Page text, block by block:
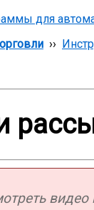
для
››